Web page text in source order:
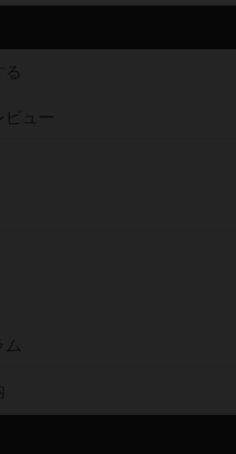
る
ビュー
ム